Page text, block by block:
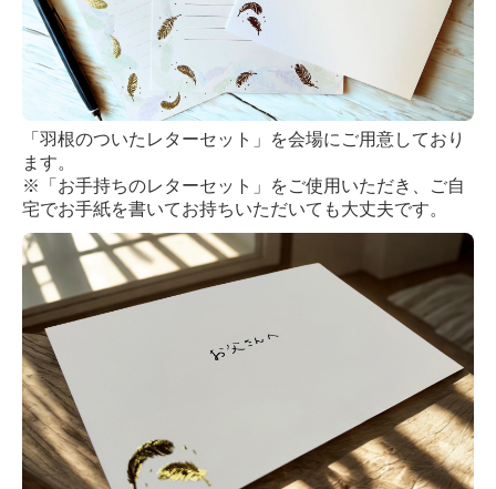
「羽根のついたレターセット」を会場にご用意しており
ます。
※「お手持ちのレターセット」をご使用いただき、ご自
宅でお手紙を書いてお持ちいただいても大丈夫です。